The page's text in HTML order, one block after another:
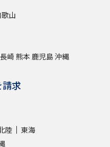
山
長崎 熊本 鹿児島沖縄
求
陸
東海